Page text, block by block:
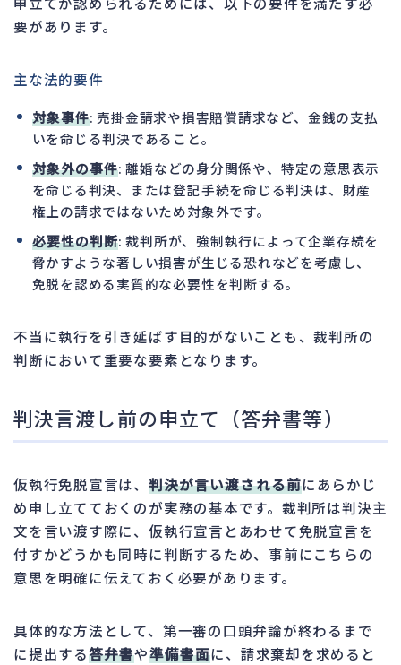
要があります。
主な法的要件
対象事件: 売掛金請求や損害賠償請求など、金銭の支払
いを命じる判決であること。
対象外の事件: 離婚などの身分関係や、特定の意思表示
を命じる判決、または登記手続を命じる判決は、財産
権上の請求ではないため対象外です。
必要性の判断: 裁判所が、強制執行によって企業存続を
脅かすような著しい損害が生じる恐れなどを考慮し、
免脱を認める実質的な必要性を判断する。
不当に執行を引き延ばす目的がないことも、裁判所の
判断において重要な要素となります。
判決言渡し前の申立て（答弁書等）
仮執行免脱宣言は、 判決が言い渡される前にあらかじ
め申し立てておくのが実務の基本です。裁判所は判決主
文を言い渡す際に、仮執行宣言とあわせて免脱宣言を
付すかどうかも同時に判断するため、事前にこちらの
意思を明確に伝えておく必要があります。
具体的な方法として、第一審の口頭弁論が終わるまで
に提出する答弁書や準備書面に、請求棄却を求めると